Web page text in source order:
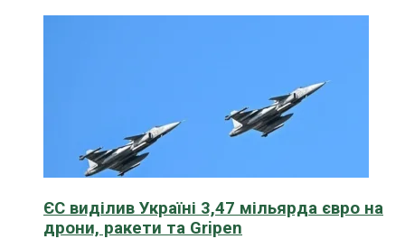
ЄС виділив Україні 3,47 мільярда євро на
дрони, ракети та Gripen